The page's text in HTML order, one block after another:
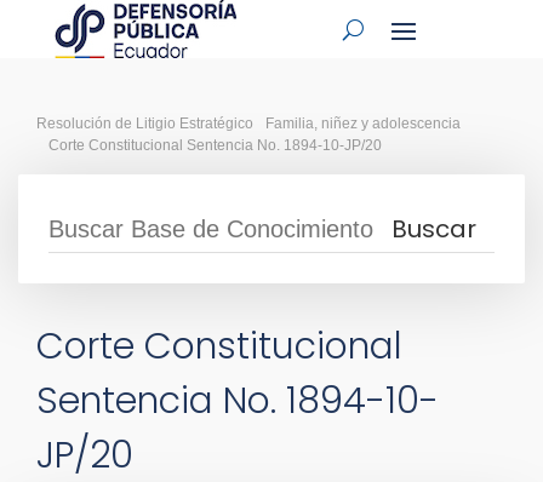
Resolución de Litigio Estratégico
Familia, niñez y adolescencia
Corte Constitucional Sentencia No. 1894-10-JP/20
Corte Constitucional
Sentencia No. 1894-10-
JP/20